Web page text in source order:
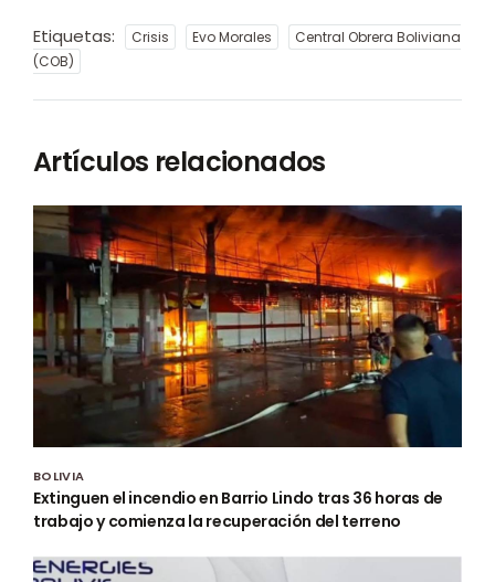
Etiquetas: Crisis Evo Morales
Central Obrera Boliviana
(COB)
Artículos relacionados
BOLIVIA
Extinguen el incendio en Barrio Lindo tras 36 horas de
trabajo y comienza la recuperación del terreno